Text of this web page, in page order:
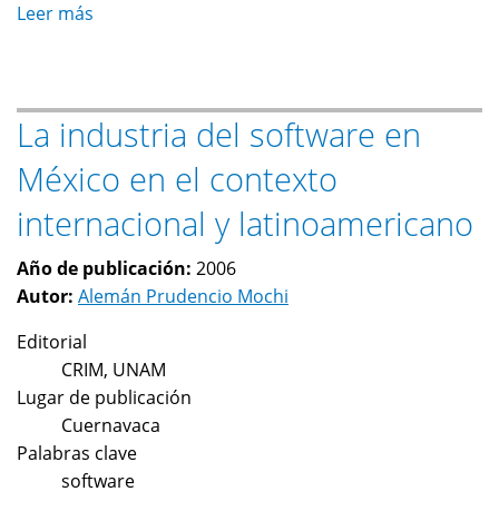
Leer más
la
sociedad
civil
las
ciencias
sociales.
La industria del software en
México en el contexto
internacional y latinoamericano
Año de publicación: 2006
Autor: Alemán Prudencio Mochi
Editorial
CRIM, UNAM
Lugar de publicación
Cuernavaca
Palabras clave
software